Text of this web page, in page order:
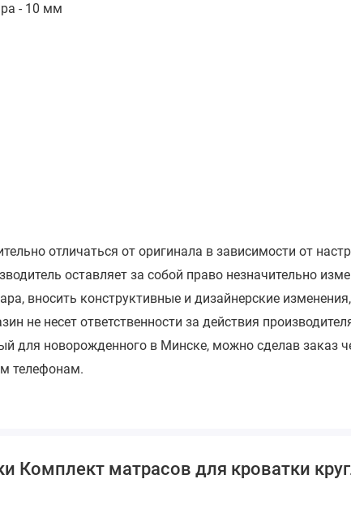
- 10 мм
отличаться от оригинала в зависимости от
оставляет за собой право незначительно
вносить конструктивные и дизайнерские
не несет ответственности за действия
для новорожденного в Минске, можно сделав заказ
телефонам.
Комплект матрасов для кроватки